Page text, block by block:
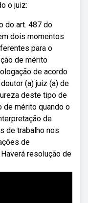
o juiz:
do art. 487 do
dois momentos
para o
de mérito
de acordo
(a) juiz (a) de
deste tipo de
de mérito quando o
de
de trabalho nos
de
resolução de